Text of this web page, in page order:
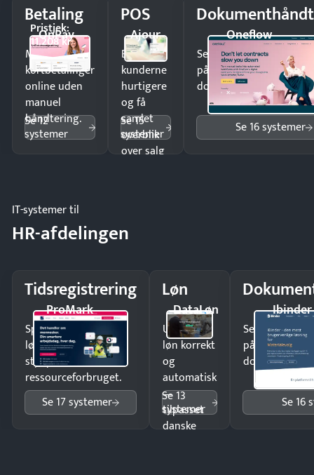
Betaling
OnPay
Pristjek:
11.208 kr
Modtag
kortbetalinger
online uden
manuel
håndtering.
Se 12
systemer
POS
Ajour
Ekspedér
kunderne
hurtigere
og få
samlet
overblik
over salg
Se 15
systemer
Oneflow
Send kontrakter til
på minutter og mist
dokumenter.
Se 16 systemer
IT-systemer til
HR-afdelingen
Tidsregistrering
ProMark
Spar tid på
lønberegning og få
styr på
ressourceforbruget.
Se 17 systemer
Løn
DataLøn
Udbetal
løn korrekt
og
automatisk
—
tilpasset
danske
Se 13
systemer
Ibinder
Send
på minutter
dokumenter.
Se 16